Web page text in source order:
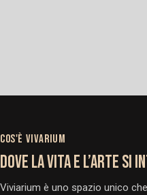
COS'È VIVARIUM
DOVE LA VITA E L’ARTE SI
Viviarium è uno spazio unico